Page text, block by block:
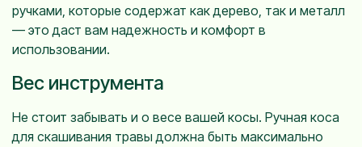
ручками, которые содержат как дерево, так и металл
— это даст вам надежность и комфорт в
использовании.
Вес инструмента
Не стоит забывать и о весе вашей косы. Ручная коса
для скашивания травы должна быть максимально